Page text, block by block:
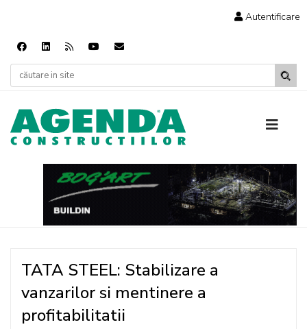
Autentificare
TATA STEEL: Stabilizare a
vanzarilor si mentinere a
profitabilitatii